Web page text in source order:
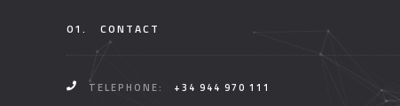
01. CONTACT
TELEPHONE:
+34 944 970 111